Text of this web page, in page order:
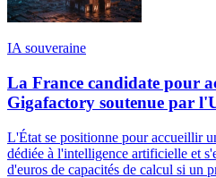
IA souveraine
La France candidate pour
Gigafactory soutenue par
L'État se positionne pour accueillir
dédiée à l'intelligence artificielle et
d'euros de capacités de calcul si un